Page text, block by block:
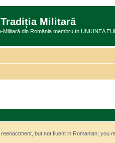
Militară
din România membru în UNIUNEA
but not fluent in Romanian; you